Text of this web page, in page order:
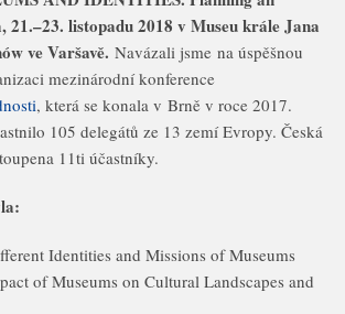
21.–23. listopadu 2018 v Museu krále Jana
ve Varšavě. Navázali jsme na úspěšnou
mezinárodní konference
, která se konala v Brně v roce 2017.
105 delegátů ze 13 zemí Evropy. Česká
11ti účastníky.
Identities and Missions of Museums
of Museums on Cultural Landscapes and